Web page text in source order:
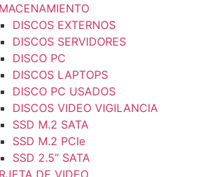
DISCOS EXTERNOS
DISCOS SERVIDORES
DISCO PC
DISCOS LAPTOPS
DISCO PC USADOS
DISCOS VIDEO VIGILANCIA
SSD M.2 SATA
SSD M.2 PCIe
SSD 2.5” SATA
DE VIDEO